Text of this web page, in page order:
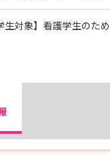
生対象】看護学生のた